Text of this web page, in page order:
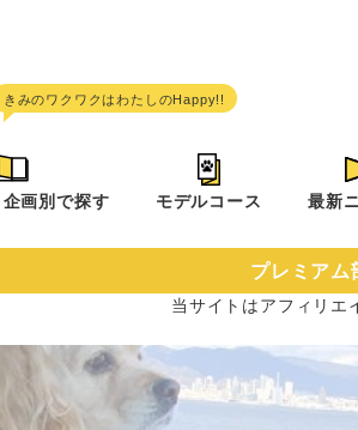
画別で探す モデルコース 最新
プレミアム
当サイトはアフィリエ